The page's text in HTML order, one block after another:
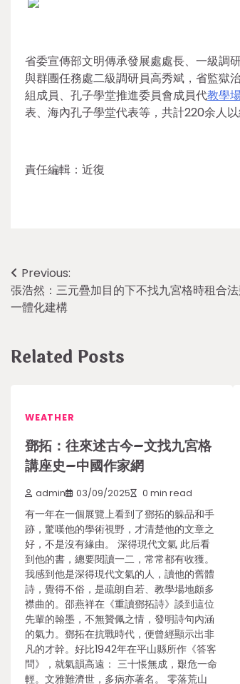
省委宣傳部文明傳承發展處處長、一級調
與群團任務處二級調研員高秀斌，省監獄
組成員、孔子學堂推進委員會成員代教學
表、海內孔子學堂代表等，共計220余人
責任編輯：近復
Post
navigation
Previous:
張浩然：三元疊加目的下不找九宮格時租合
一體化建構
Related Posts
WEATHER
鄧拓：往來述古今–文找九宮格
講座史–中國作家網
admin 03/09/2025 0 min read
有一年在一個展覽上看到了鄧拓的躲品和手
跡，驚嘆他的學術視野，才清楚他的文章之
好，不是沒有緣由。 深得現代文氣 此后看
到他的書，總要閱讀一二，常常都有收獲。
我感到他是深得現代文氣的人，讀他的舊體
詩，覺得不俗，是疏朗自若、教學場地頗多
襟曲的。邵燕祥在《重讀鄧拓詩》談到這位
先輩的翰墨，不無贊佩之情，發明詩句內涵
的氣力。鄧拓在抗戰時代，便曾經顯示出非
凡的才幹。好比1942年在平山縣所作《答客
問》，就氣韻高遠： 三十悵無成，艱危一命
輕。文雅難濟世，多病亦著名。 零落荒山